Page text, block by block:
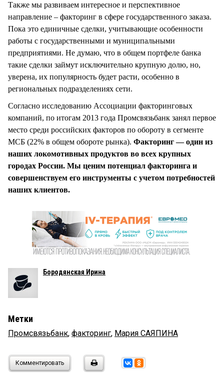
Также мы развиваем интересное и перспективное
направление – факторинг в сфере государственного заказа.
Пока это единичные сделки, учитывающие особенности
работы с государственными и муниципальными
предприятиями. Не думаю, что в общем портфеле банка
такие сделки займут исключительно крупную долю, но,
уверена, их популярность будет расти, особенно в
региональных подразделениях сети.
Согласно исследованию Ассоциации факторинговых
компаний, по итогам 2013 года Промсвязьбанк занял первое
место среди российских факторов по обороту в сегменте
МСБ (22% в общем обороте рынка). Факторинг — один из
наших локомотивных продуктов во всех крупных
городах России. Мы ценим потенциал факторинга и
совершенствуем его инструменты с учетом потребностей
наших клиентов.
Бородянская Ирина
Метки
Промсвязьбанк, факторинг, Мария САЯПИНА
Комментировать